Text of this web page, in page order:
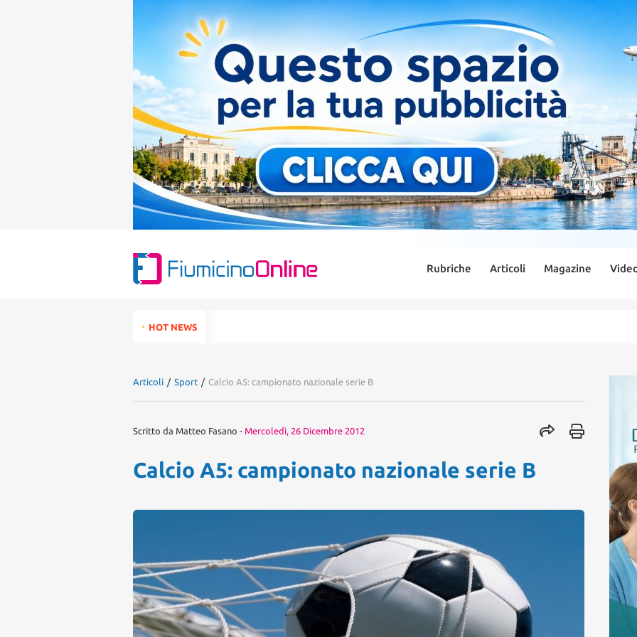
Rubriche Articoli Magazine
for:HOT NEWS
Articoli / Sport / Calcio A5: campionato nazionale serie B
Scritto da Matteo Fasano - Mercoledì, 26 Dicembre 2012
Calcio A5: campionato nazionale serie B